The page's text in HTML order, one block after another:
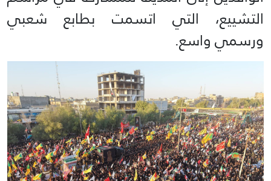
التشييع، التي اتسمت بطابع شعبي
ورسمي واسع.